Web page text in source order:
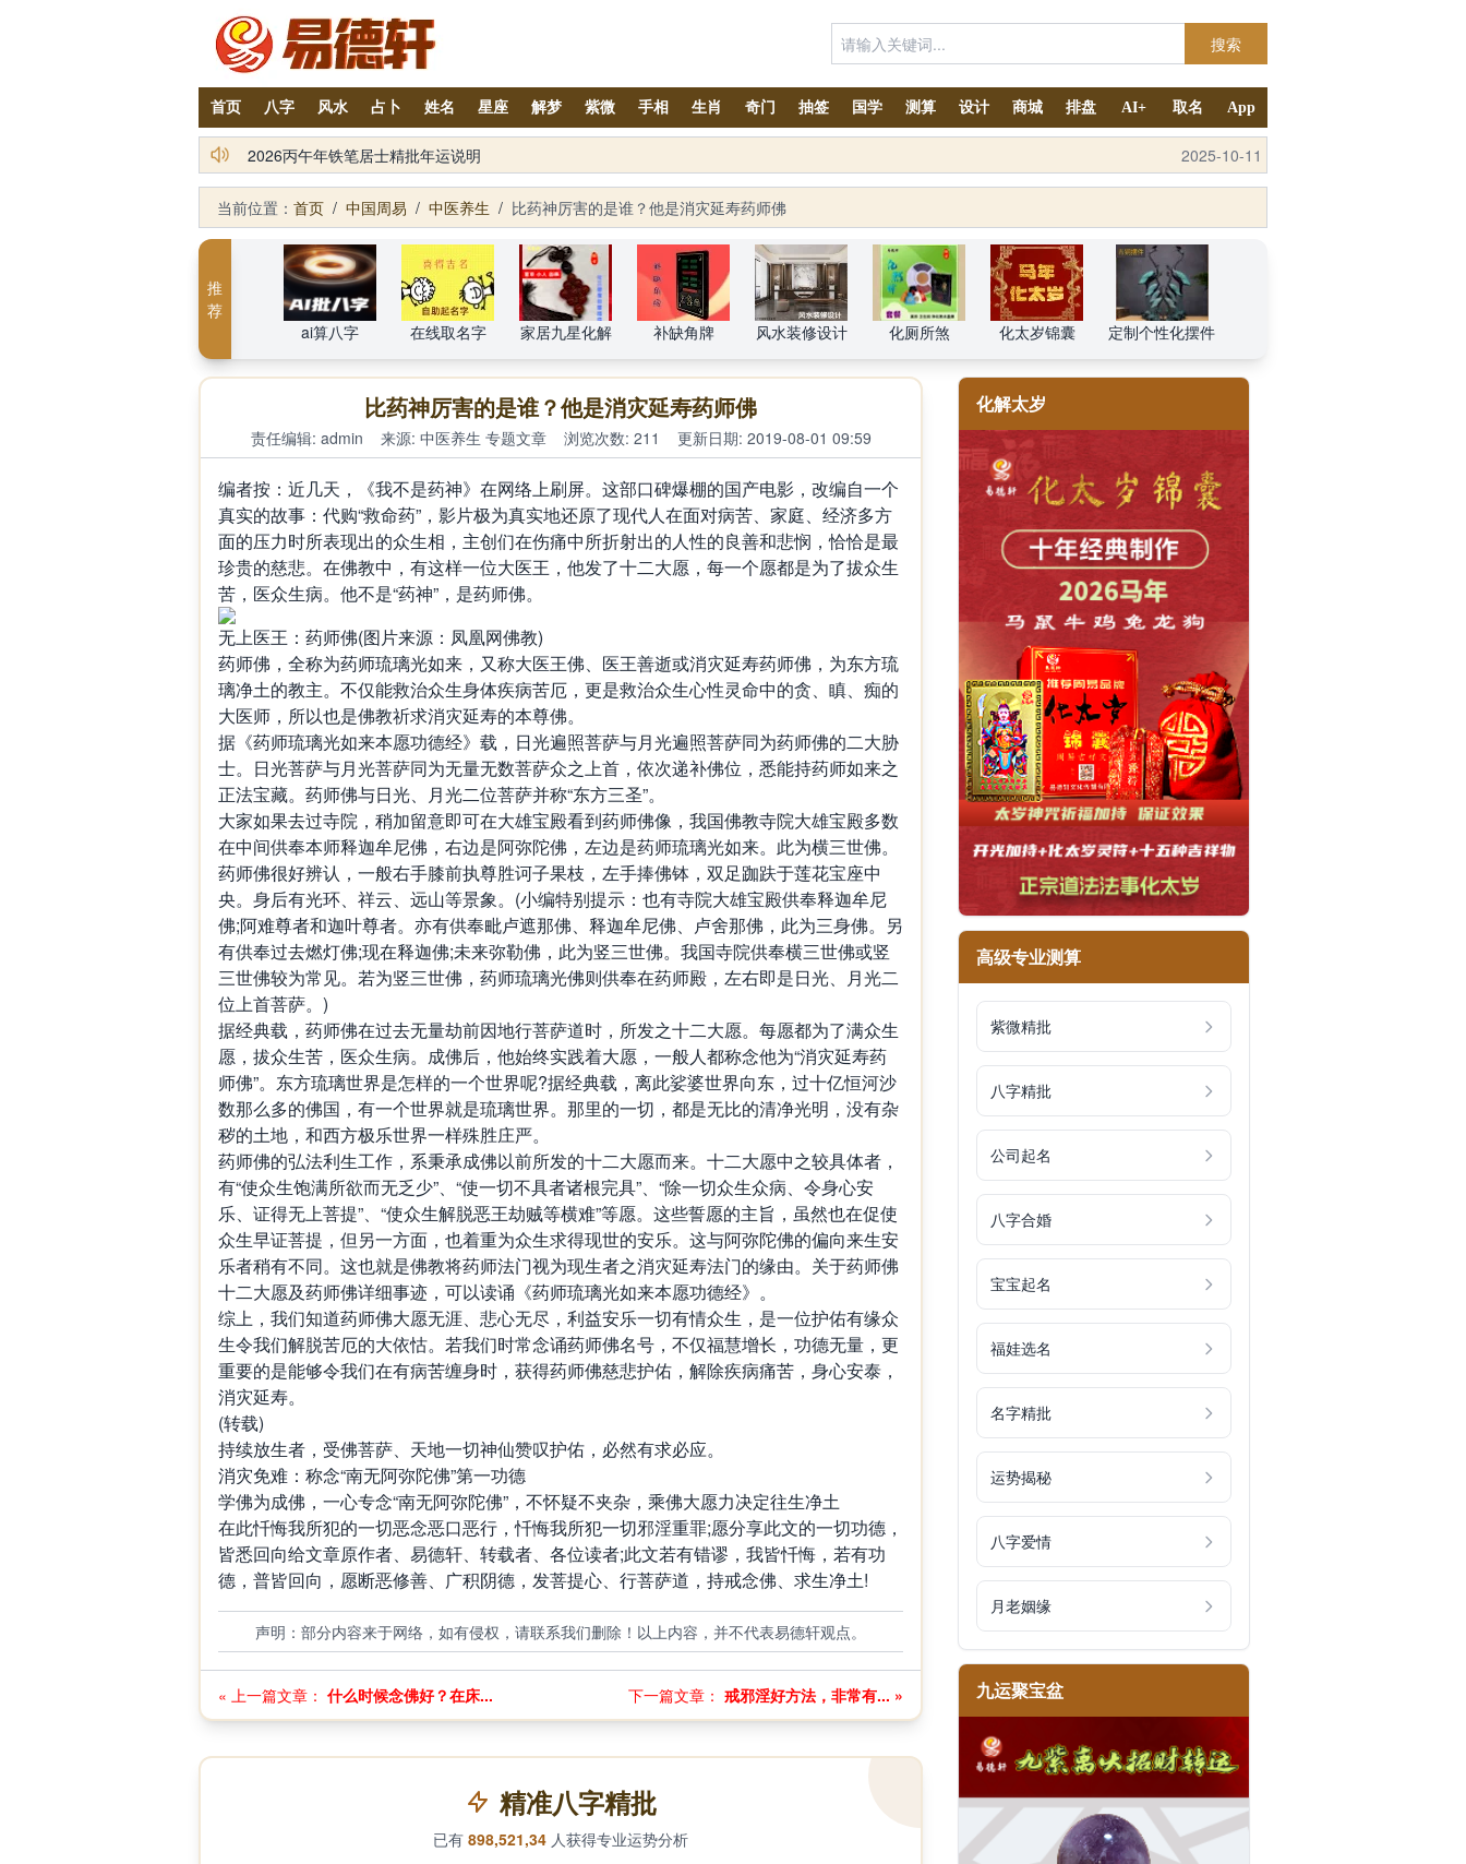
搜索
首页 八字 风水 占卜 姓名 星座 解梦 紫微 手相 生肖 奇门 抽签 国学 测算 设计 商城 排盘 AI+ 取名 App
2026丙午年铁笔居士精批年运说明 2025-10-11
易德轩吉祥商城：2026丙午年化太岁锦囊属马、鼠、兔、鸡、狗、龙、牛生肖化太岁锦囊预订！ 2025-10-12
当前位置： 首页 / 中国周易 / 中医养生 / 比药神厉害的是谁？他是消灾延寿药师佛
推
荐
ai算八字
在线取名字 家居九星化解 补缺角牌 风水装修设计 化厕所煞 化太岁锦囊 定制个性化摆件
比药神厉害的是谁？他是消灾延寿药师佛
责任编辑: admin 来源: 中医养生 专题文章 浏览次数: 211 更新日期: 2019-08-01 09:59
编者按：近几天，《我不是药神》在网络上刷屏。这部口碑爆棚的国产电影，改编自一个
真实的故事：代购“救命药”，影片极为真实地还原了现代人在面对病苦、家庭、经济多方
面的压力时所表现出的众生相，主创们在伤痛中所折射出的人性的良善和悲悯，恰恰是最
珍贵的慈悲。在佛教中，有这样一位大医王，他发了十二大愿，每一个愿都是为了拔众生
苦，医众生病。他不是“药神”，是药师佛。
无上医王：药师佛(图片来源：凤凰网佛教)
药师佛，全称为药师琉璃光如来，又称大医王佛、医王善逝或消灾延寿药师佛，为东方琉
璃净土的教主。不仅能救治众生身体疾病苦厄，更是救治众生心性灵命中的贪、瞋、痴的
大医师，所以也是佛教祈求消灾延寿的本尊佛。
据《药师琉璃光如来本愿功德经》载，日光遍照菩萨与月光遍照菩萨同为药师佛的二大胁
士。日光菩萨与月光菩萨同为无量无数菩萨众之上首，依次递补佛位，悉能持药师如来之
正法宝藏。药师佛与日光、月光二位菩萨并称“东方三圣”。
大家如果去过寺院，稍加留意即可在大雄宝殿看到药师佛像，我国佛教寺院大雄宝殿多数
在中间供奉本师释迦牟尼佛，右边是阿弥陀佛，左边是药师琉璃光如来。此为横三世佛。
药师佛很好辨认，一般右手膝前执尊胜诃子果枝，左手捧佛钵，双足跏趺于莲花宝座中
央。身后有光环、祥云、远山等景象。(小编特别提示：也有寺院大雄宝殿供奉释迦牟尼
佛;阿难尊者和迦叶尊者。亦有供奉毗卢遮那佛、释迦牟尼佛、卢舍那佛，此为三身佛。另
有供奉过去燃灯佛;现在释迦佛;未来弥勒佛，此为竖三世佛。我国寺院供奉横三世佛或竖
三世佛较为常见。若为竖三世佛，药师琉璃光佛则供奉在药师殿，左右即是日光、月光二
位上首菩萨。)
据经典载，药师佛在过去无量劫前因地行菩萨道时，所发之十二大愿。每愿都为了满众生
愿，拔众生苦，医众生病。成佛后，他始终实践着大愿，一般人都称念他为“消灾延寿药
师佛”。东方琉璃世界是怎样的一个世界呢?据经典载，离此娑婆世界向东，过十亿恒河沙
数那么多的佛国，有一个世界就是琉璃世界。那里的一切，都是无比的清净光明，没有杂
秽的土地，和西方极乐世界一样殊胜庄严。
药师佛的弘法利生工作，系秉承成佛以前所发的十二大愿而来。十二大愿中之较具体者，
有“使众生饱满所欲而无乏少”、“使一切不具者诸根完具”、“除一切众生众病、令身心安
乐、证得无上菩提”、“使众生解脱恶王劫贼等横难”等愿。这些誓愿的主旨，虽然也在促使
众生早证菩提，但另一方面，也着重为众生求得现世的安乐。这与阿弥陀佛的偏向来生安
乐者稍有不同。这也就是佛教将药师法门视为现生者之消灾延寿法门的缘由。关于药师佛
十二大愿及药师佛详细事迹，可以读诵《药师琉璃光如来本愿功德经》。
综上，我们知道药师佛大愿无涯、悲心无尽，利益安乐一切有情众生，是一位护佑有缘众
生令我们解脱苦厄的大依怙。若我们时常念诵药师佛名号，不仅福慧增长，功德无量，更
重要的是能够令我们在有病苦缠身时，获得药师佛慈悲护佑，解除疾病痛苦，身心安泰，
消灾延寿。
(转载)
持续放生者，受佛菩萨、天地一切神仙赞叹护佑，必然有求必应。
消灾免难：称念“南无阿弥陀佛”第一功德
学佛为成佛，一心专念“南无阿弥陀佛”，不怀疑不夹杂，乘佛大愿力决定往生净土
在此忏悔我所犯的一切恶念恶口恶行，忏悔我所犯一切邪淫重罪;愿分享此文的一切功德，
皆悉回向给文章原作者、易德轩、转载者、各位读者;此文若有错谬，我皆忏悔，若有功
德，普皆回向，愿断恶修善、广积阴德，发菩提心、行菩萨道，持戒念佛、求生净土!
声明：部分内容来于网络，如有侵权，请联系我们删除！以上内容，并不代表易德轩观点。
« 上一篇文章： 什么时候念佛好？在床... 下一篇文章： 戒邪淫好方法，非常有... »
精准八字精批
已有 898,521,34 人获得专业运势分析
化解太岁
高级专业测算
紫微精批
八字精批
公司起名
八字合婚
宝宝起名
福娃选名
名字精批
运势揭秘
八字爱情
月老姻缘
九运聚宝盆